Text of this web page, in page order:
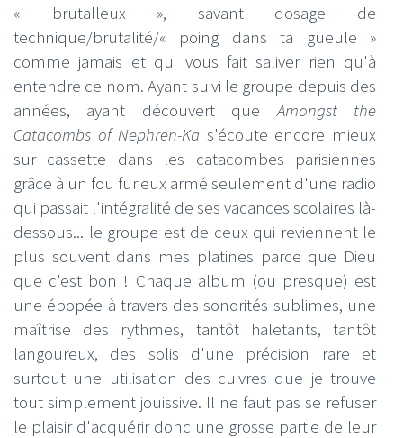
« brutalleux », savant dosage de
technique/brutalité/« poing dans ta gueule »
comme jamais et qui vous fait saliver rien qu'à
entendre ce nom. Ayant suivi le groupe depuis des
années, ayant découvert queAmongst the
Catacombs of Nephren-Ka s'écoute encore mieux
sur cassette dans les catacombes parisiennes
grâce à un fou furieux armé seulement d'une radio
qui passait l'intégralité de ses vacances scolaires là-
dessous... le groupe est de ceux qui reviennent le
plus souvent dans mes platines parce que Dieu
que c'est bon ! Chaque album (ou presque) est
une épopée à travers des sonorités sublimes, une
maîtrise des rythmes, tantôt haletants, tantôt
langoureux, des solis d'une précision rare et
surtout une utilisation des cuivres que je trouve
tout simplement jouissive. Il ne faut pas se refuser
le plaisir d'acquérir donc une grosse partie de leur